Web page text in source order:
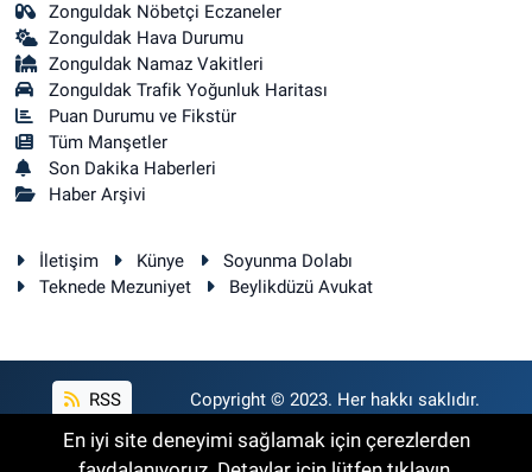
Zonguldak Nöbetçi Eczaneler
Zonguldak Hava Durumu
Zonguldak Namaz Vakitleri
Zonguldak Trafik Yoğunluk Haritası
Puan Durumu ve Fikstür
Tüm Manşetler
Son Dakika Haberleri
Haber Arşivi
İletişim Künye
Soyunma Dolabı
Teknede Mezuniyet
Beylikdüzü Avukat
RSS Copyright © 2023. Her hakkı saklıdır.
En iyi site deneyimi sağlamak için çerezlerden